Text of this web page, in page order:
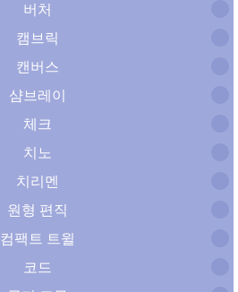
버처
캠브릭
캔버스
샴브레이
체크
치노
치리멘
원형 편직
컴팩트 트윌
코드